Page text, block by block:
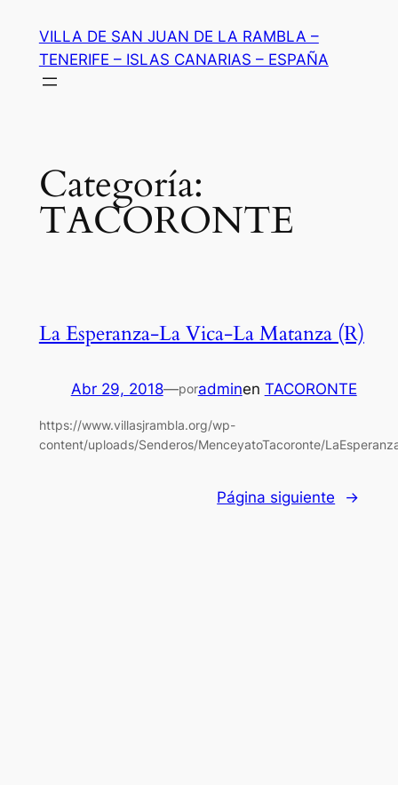
contenido
VILLA DE SAN JUAN DE LA RAMBLA –
TENERIFE – ISLAS CANARIAS – ESPAÑA
Categoría:
TACORONTE
La Esperanza-La Vica-La Matanza (R)
Abr 29, 2018—poradminen TACORONTE
https://www.villasjrambla.org/wp-
content/uploads/Senderos/MenceyatoTacoronte/
Página siguiente →